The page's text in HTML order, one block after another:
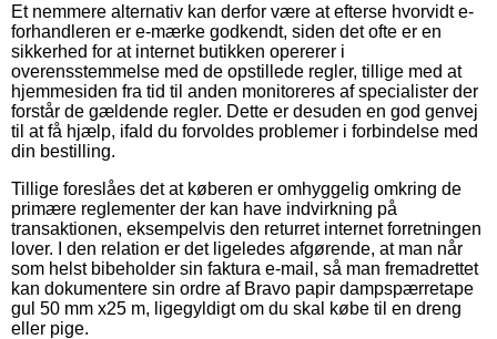
Et nemmere alternativ kan derfor være at efterse hvorvidt e-
forhandleren er e-mærke godkendt, siden det ofte er en
sikkerhed for at internet butikken opererer i
overensstemmelse med de opstillede regler, tillige med at
hjemmesiden fra tid til anden monitoreres af specialister der
forstår de gældende regler. Dette er desuden en god genvej
til at få hjælp, ifald du forvoldes problemer i forbindelse med
din bestilling.
Tillige foreslåes det at køberen er omhyggelig omkring de
primære reglementer der kan have indvirkning på
transaktionen, eksempelvis den returret internet forretningen
lover. I den relation er det ligeledes afgørende, at man når
som helst bibeholder sin faktura e-mail, så man fremadrettet
kan dokumentere sin ordre af Bravo papir dampspærretape
gul 50 mm x25 m, ligegyldigt om du skal købe til en dreng
eller pige.